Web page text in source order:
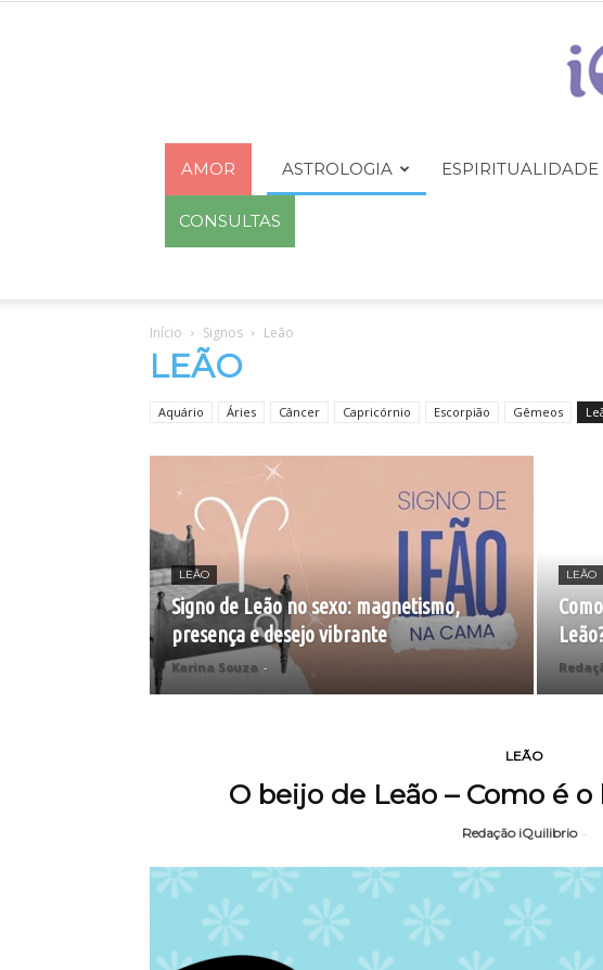
AMOR ASTROLOGIA ESPIRITUALIDADE
CONSULTAS
Início Signos Leão
LEÃO
Aquário Áries Câncer Capricórnio Escorpião Gêmeos
LEÃO
Signo de Leão no sexo: magnetismo,
presença e desejo vibrante
Karina Souza -
LEÃO
LEÃO
O beijo de Leão – Como é
Redação iQuilibrio -